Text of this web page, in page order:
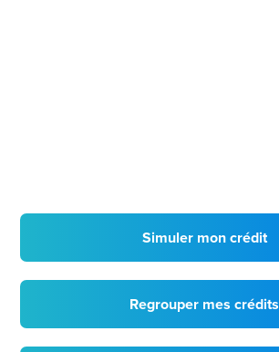
Simuler mon crédit
Regrouper mes crédits